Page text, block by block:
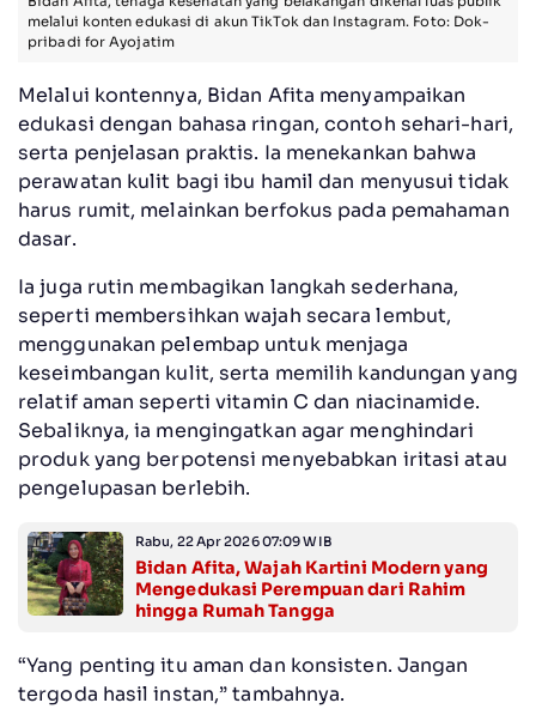
melalui konten edukasi di akun TikTok dan Instagram. Foto: Dok-
pribadi for Ayojatim
Melalui kontennya, Bidan Afita menyampaikan
edukasi dengan bahasa ringan, contoh sehari-hari,
serta penjelasan praktis. Ia menekankan bahwa
perawatan kulit bagi ibu hamil dan menyusui tidak
harus rumit, melainkan berfokus pada pemahaman
dasar.
Ia juga rutin membagikan langkah sederhana,
seperti membersihkan wajah secara lembut,
menggunakan pelembap untuk menjaga
keseimbangan kulit, serta memilih kandungan yang
relatif aman seperti vitamin C dan niacinamide.
Sebaliknya, ia mengingatkan agar menghindari
produk yang berpotensi menyebabkan iritasi atau
pengelupasan berlebih.
Rabu, 22 Apr 2026 07:09 WIB
Bidan Afita, Wajah Kartini Modern yang
Mengedukasi Perempuan dari Rahim
hingga Rumah Tangga
“Yang penting itu aman dan konsisten. Jangan
tergoda hasil instan,” tambahnya.